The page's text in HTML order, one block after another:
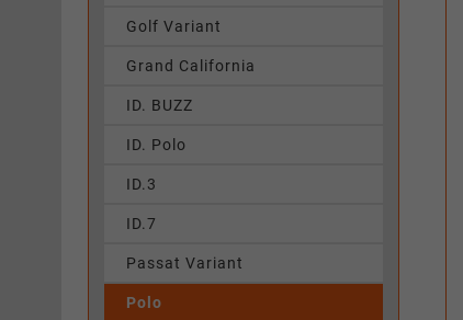
Golf Variant
Grand California
ID. BUZZ
ID. Polo
ID.3
ID.7
Passat Variant
Polo